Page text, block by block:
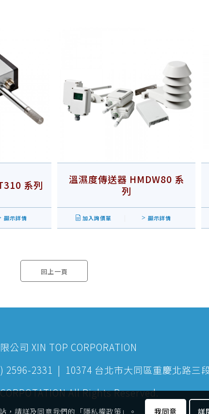
系列
顯示詳情
溫濕度傳送器 HMDW80 系
列
加入詢價單 顯示詳情
回上一頁
公司 XIN TOP CORPORATION
2596-2331 | 10374 台北市大同區重慶北路三
All Rights Reserved.
，請詳及同意我們的「隱私權政策」。 我同意 詳